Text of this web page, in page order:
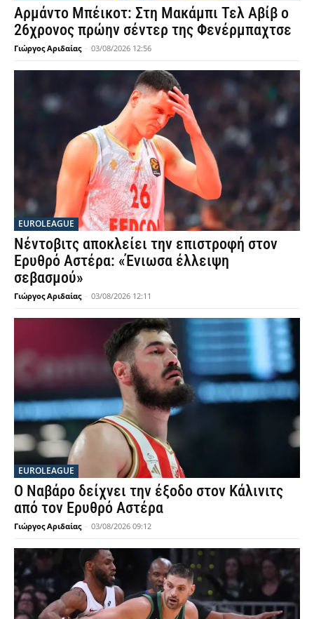
Αρμάντο Μπέικοτ: Στη Μακάμπι Τελ Αβίβ ο
26χρονος πρώην σέντερ της Φενέρμπαχτσε
Γιώργος Αριδαίας - 03/08/2026 12:56
EUROLEAGUE
Νέντοβιτς αποκλείει την επιστροφή στον
Ερυθρό Αστέρα: «Ένιωσα έλλειψη
σεβασμού»
Γιώργος Αριδαίας - 03/08/2026 12:11
EUROLEAGUE
Ο Ναβάρο δείχνει την έξοδο στον Κάλινιτς
από τον Ερυθρό Αστέρα
Γιώργος Αριδαίας - 03/08/2026 09:12